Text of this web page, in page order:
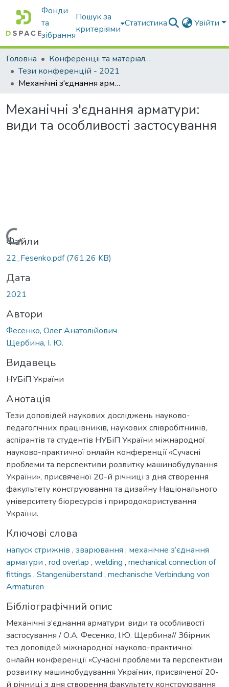
Фонди
та
зібрання
Пошук за
критеріями
Статистика Увійти
Головна
Конференції та матеріали конференцій
Тези конференцій - 2021
Механічні з'єднання арматури: види та особливості застосування
Механічні з'єднання арматури:
види та особливості застосування
Вантажиться...
Файли
22_Fesenko.pdf(761,26 KB)
Дата
2021
Автори
Фесенко, Олег Анатолійович
Щербина, І. Ю.
Видавець
НУБіП України
Анотація
Тези доповідей наукових досліджень науково-
педагогічних працівників, наукових співробітників,
аспірантів та студентів НУБіП України міжнародної
науково-практичної онлайн конференції «Сучасні
проблеми та перспективи розвитку машинобудування
України», присвяченої 20-й річниці з дня створення
факультету конструювання та дизайну Національного
університету біоресурсів і природокористування
України.
Ключові слова
напуск стрижнів , зварювання , механічне з’єднання
арматури , rod overlap , welding , mechanical connection of
fittings , Stangenüberstand , mechanische Verbindung von
Armaturen
Бібліографічний опис
Механічні з’єднання арматури: види та особливості
застосування / О.А. Фесенко, І.Ю. Щербина// Збірник
тез доповідей міжнародної науково-практичної
онлайн конференції «Сучасні проблеми та перспективи
розвитку машинобудування України», присвяченої 20-
й річниці з дня створення факультету конструювання